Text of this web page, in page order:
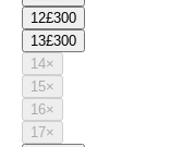
12£300
13£300
14×
15×
16×
17×